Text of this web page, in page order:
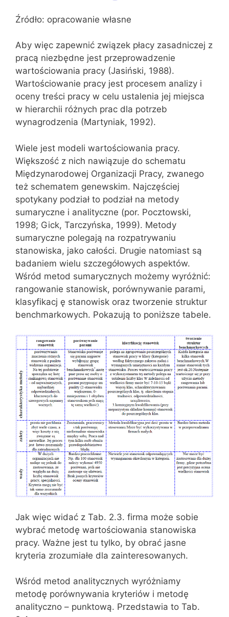
Źródło: opracowanie własne
Aby więc zapewnić związek płacy zasadniczej z
pracą niezbędne jest przeprowadzenie
wartościowania pracy (Jasiński, 1988).
Wartościowanie pracy jest procesem analizy i
oceny treści pracy w celu ustalenia jej miejsca
w hierarchii różnych prac dla potrzeb
wynagrodzenia (Martyniak, 1992).
Wiele jest modeli wartościowania pracy.
Większość z nich nawiązuje do schematu
Międzynarodowej Organizacji Pracy, zwanego
też schematem genewskim. Najczęściej
spotykany podział to podział na metody
sumaryczne i analityczne (por. Pocztowski,
1998; Gick, Tarczyńska, 1999). Metody
sumaryczne polegają na rozpatrywaniu
stanowiska, jako całości. Drugie natomiast są
badaniem wielu szczegółowych aspektów.
Wśród metod sumarycznych możemy wyróżnić:
rangowanie stanowisk, porównywanie parami,
klasyfikacj ę stanowisk oraz tworzenie struktur
benchmarkowych. Pokazują to poniższe tabele.
Jak więc widać z Tab. 2.3. firma może sobie
wybrać metodę wartościowania stanowiska
pracy. Ważne jest tu tylko, by obrać jasne
kryteria zrozumiałe dla zainteresowanych.
Wśród metod analitycznych wyróżniamy
metodę porównywania kryteriów i metodę
analityczno – punktową. Przedstawia to Tab.